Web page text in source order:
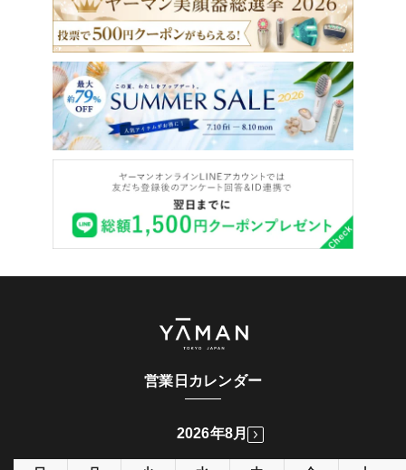
営業日カレンダー
2026年8月